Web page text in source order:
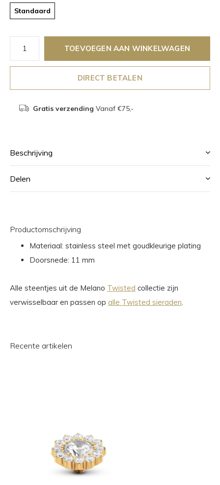
Standaard
TOEVOEGEN AAN WINKELWAGEN
DIRECT BETALEN
Gratis verzending Vanaf €75,-
Beschrijving
Delen
Productomschrijving
Materiaal: stainless steel met goudkleurige plating
Doorsnede: 11 mm
Alle steentjes uit de Melano Twisted collectie zijn
verwisselbaar en passen op alle Twisted sieraden
Recente artikelen